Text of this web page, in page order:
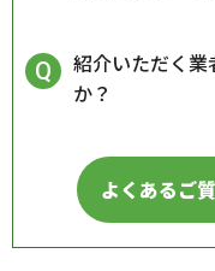
紹介いただく業
か？
よくあるご